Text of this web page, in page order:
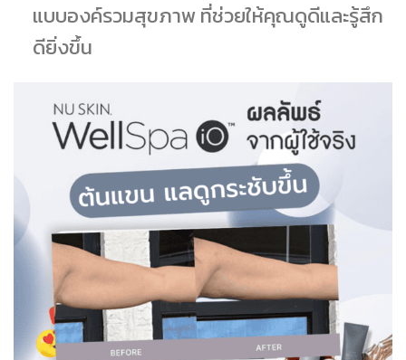
แบบองค์รวมสุขภาพ ที่ช่วยให้คุณดูดีและรู้สึก
ดียิ่งขึ้น